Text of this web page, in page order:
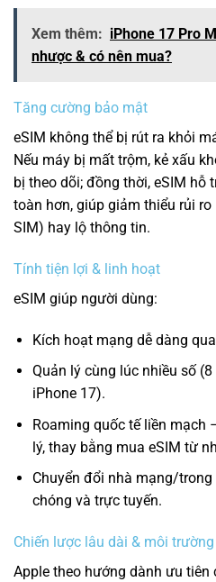
Xem thêm: iPhone 17 Pro
nhược & có nên mua?
Tăng cường bảo mật
eSIM không thể bị rút ra khỏi
Nếu máy bị mất trộm, kẻ xấu
bị theo dõi; đồng thời, eSIM hỗ
toàn hơn, giúp giảm thiểu rủi
SIM) hay lộ thông tin.
Tính tiện lợi & linh hoạt
eSIM giúp người dùng:
Kích hoạt mạng dễ dàng
Quản lý cùng lúc nhiều số
iPhone 17).
Roaming quốc tế liền mạch
lý, thay bằng mua eSIM từ
Chuyển đổi nhà mạng/
chóng và trực tuyến.
Chiến lược lâu dài & môi trường
Apple theo hướng dành ưu tiên